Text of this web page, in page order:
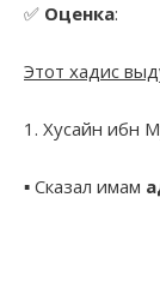
✅ Оценка:
Этот хадис
1. Хусайн ибн
▪︎ Сказал имам